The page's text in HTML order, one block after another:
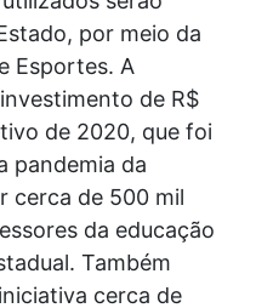
por meio da
Esportes. A
de R$
de 2020, que foi
pandemia da
cerca de 500 mil
da educação
Também
cerca de